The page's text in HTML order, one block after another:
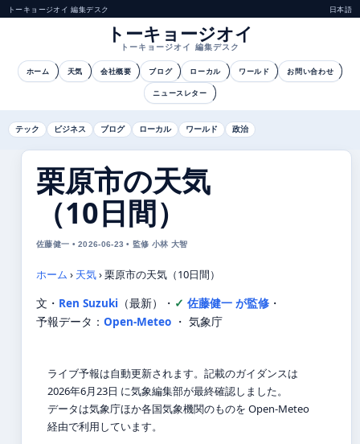
トーキョージオイ 編集デスク 日本語
トーキョージオイ
トーキョージオイ 編集デスク
ホーム 天気 会社概要 ブログ ローカル ワールド お問い合わせ
ニュースレター
テック ビジネス ブログ ローカル ワールド 政治
栗原市の天気
（10日間）
佐藤健一 • 2026-06-23 • 監修 小林 大智
ホーム › 天気›栗原市の天気（10日間）
文・ Ren Suzuki （最新） ・ 佐藤健一 が監修 ・
予報データ： Open-Meteo ・ 気象庁
ライブ予報は自動更新されます。記載のガイダンスは
2026年6月23日 に気象編集部が最終確認しました。
データは気象庁ほか各国気象機関のものを Open-Meteo
経由で利用しています。